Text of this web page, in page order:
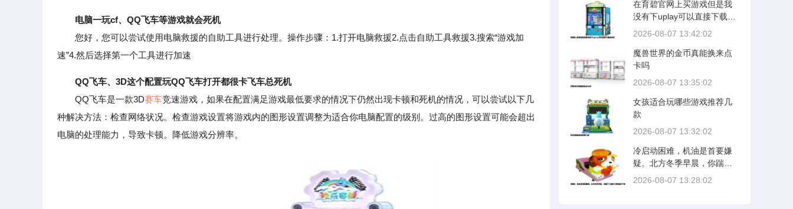
电脑一玩cf、QQ飞车等游戏就会死机
您好，您可以尝试使用电脑救援的自助工具进行处理。操作步骤：1.打开电脑救援2.点击自助工具救援3.搜索“游戏加
速”4.然后选择第一个工具进行加速
QQ飞车、3D这个配置玩QQ飞车打开都很卡飞车总死机
QQ飞车是一款3D赛车竞速游戏，如果在配置满足游戏最低要求的情况下仍然出现卡顿和死机的情况，可以尝试以下几
种解决方法：检查网络状况。检查游戏设置将游戏内的图形设置调整为适合你电脑配置的级别。过高的图形设置可能会超出
电脑的处理能力，导致卡顿。降低游戏分辨率。
在育碧官网上买游戏但是我
没有下uplay可以直接下载来
玩吗
2026-08-07 13:42:02
魔兽世界的金币真能换来点
卡吗
2026-08-07 13:35:02
女孩适合玩哪些游戏推荐几
款
2026-08-07 13:32:02
冷启动困难，机油是首要嫌
疑。北方冬季早晨，你踹了
几脚打火棍或按了数次启动
2026-08-07 13:28:02